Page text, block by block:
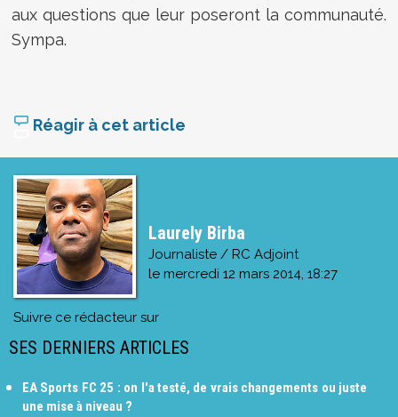
aux questions que leur poseront la communauté.
Sympa.
Réagir à cet article
Laurely Birba
Journaliste / RC Adjoint
le mercredi 12 mars 2014, 18:27
Suivre ce rédacteur sur
SES DERNIERS ARTICLES
EA Sports FC 25 : on l'a testé, de vrais changements ou juste
une mise à niveau ?